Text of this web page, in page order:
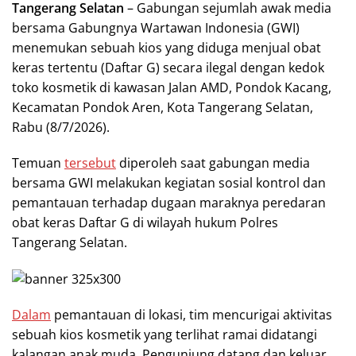
Tangerang Selatan – Gabungan sejumlah awak media
bersama Gabungnya Wartawan Indonesia (GWI)
menemukan sebuah kios yang diduga menjual obat
keras tertentu (Daftar G) secara ilegal dengan kedok
toko kosmetik di kawasan Jalan AMD, Pondok Kacang,
Kecamatan Pondok Aren, Kota Tangerang Selatan,
Rabu (8/7/2026).
Temuan tersebutdiperoleh saat gabungan media
bersama GWI melakukan kegiatan sosial kontrol dan
pemantauan terhadap dugaan maraknya peredaran
obat keras Daftar G di wilayah hukum Polres
Tangerang Selatan.
Dalam pemantauan di lokasi, tim mencurigai aktivitas
sebuah kios kosmetik yang terlihat ramai didatangi